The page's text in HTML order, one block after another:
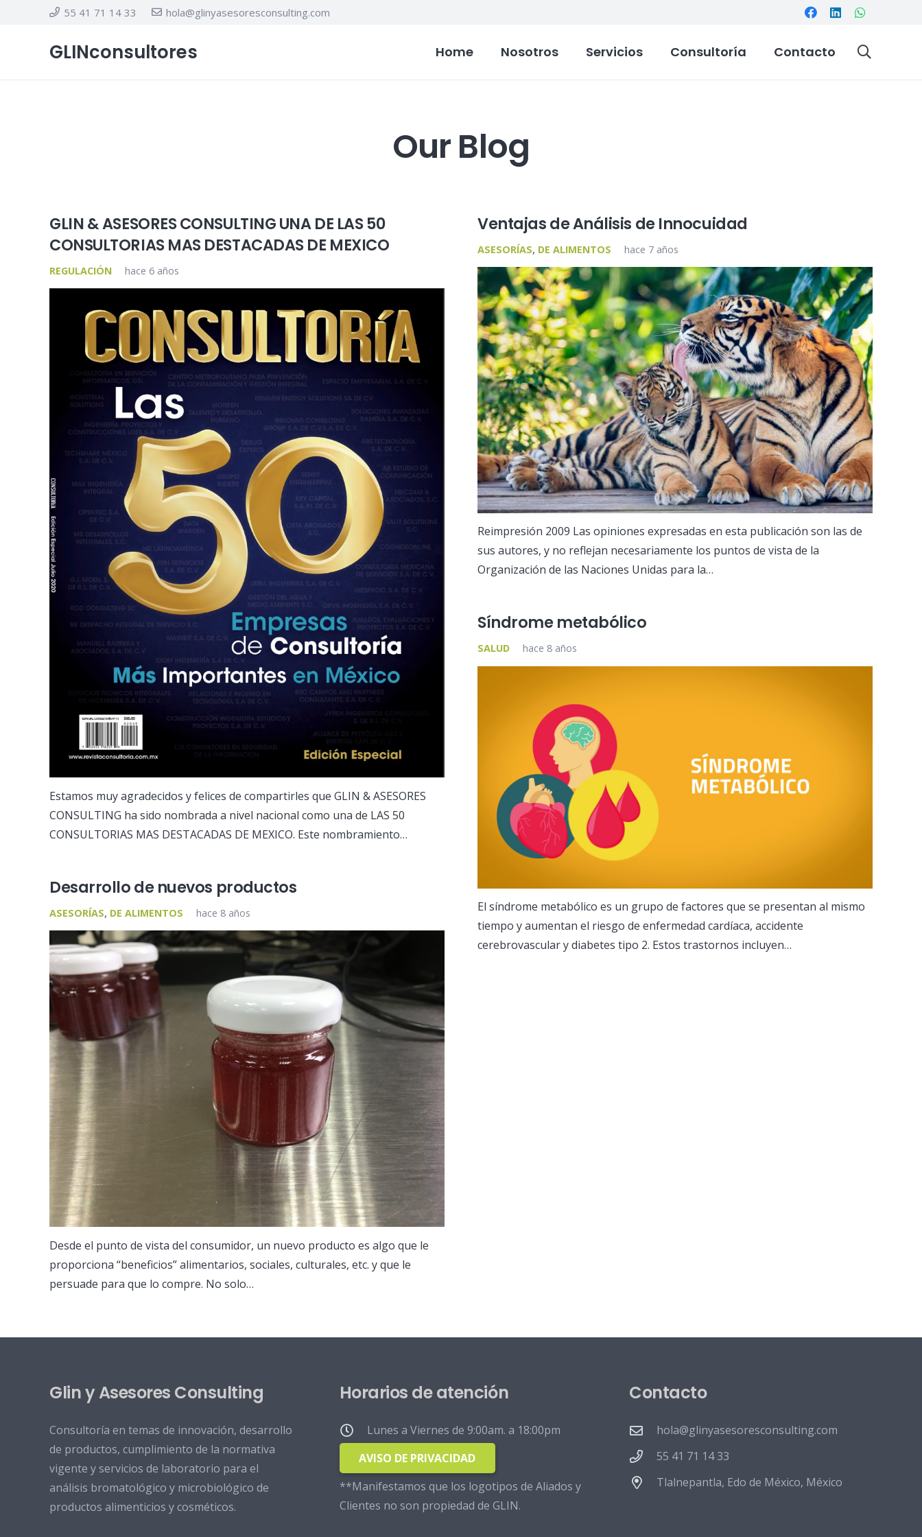
55 41 71 14 33 hola@glinyasesoresconsulting.com
GLINconsultores Home Nosotros Servicios Consultoría Contacto
Our Blog
GLIN & ASESORES CONSULTING UNA DE LAS 50
CONSULTORIAS MAS DESTACADAS DE MEXICO
REGULACIÓN hace 6 años
Estamos muy agradecidos y felices de compartirles que GLIN & ASESORES
CONSULTING ha sido nombrada a nivel nacional como una de LAS 50
CONSULTORIAS MAS DESTACADAS DE MEXICO. Este nombramiento…
Ventajas de Análisis de Innocuidad
ASESORÍAS, DE ALIMENTOS hace 7 años
Reimpresión 2009 Las opiniones expresadas en esta publicación son las de
sus autores, y no reflejan necesariamente los puntos de vista de la
Organización de las Naciones Unidas para la…
Síndrome metabólico
SALUD hace 8 años
El síndrome metabólico es un grupo de factores que se presentan al mismo
tiempo y aumentan el riesgo de enfermedad cardíaca, accidente
cerebrovascular y diabetes tipo 2. Estos trastornos incluyen…
Desarrollo de nuevos productos
ASESORÍAS, DE ALIMENTOS hace 8 años
Desde el punto de vista del consumidor, un nuevo producto es algo que le
proporciona “beneficios” alimentarios, sociales, culturales, etc. y que le
persuade para que lo compre. No solo…
Glin y Asesores Consulting
Consultoría en temas de innovación, desarrollo
de productos, cumplimiento de la normativa
vigente y servicios de laboratorio para el
análisis bromatológico y microbiológico de
productos alimenticios y cosméticos.
Horarios de atención
Lunes a Viernes de 9:00am. a 18:00pm
AVISO DE PRIVACIDAD
**Manifestamos que los logotipos de Aliados y
Clientes no son propiedad de GLIN.
Contacto
hola@glinyasesoresconsulting.com
55 41 71 14 33
Tlalnepantla, Edo de México, México